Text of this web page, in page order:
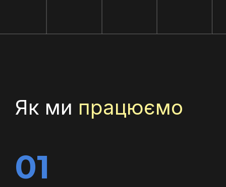
Як ми працюємо
01